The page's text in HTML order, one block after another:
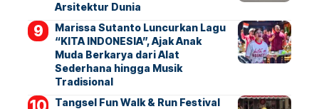
Arsitektur Dunia
Marissa Sutanto Luncurkan Lagu
“KITA INDONESIA”, Ajak Anak
Muda Berkarya dari Alat
Sederhana hingga Musik
Tradisional
Tangsel Fun Walk & Run Festival